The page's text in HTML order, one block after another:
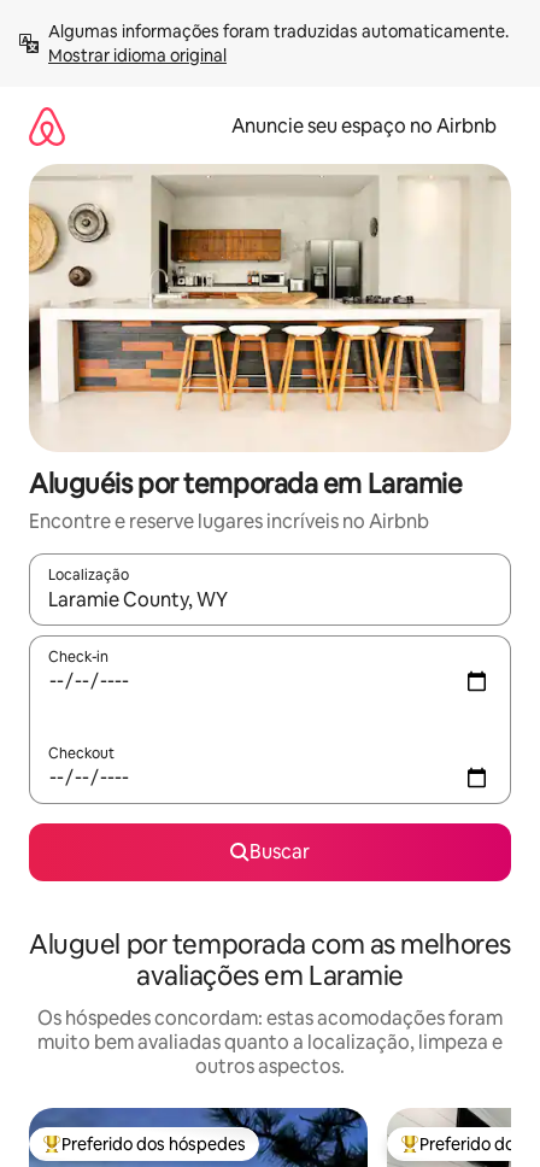
para
Mostrar idioma original
Anuncie seu espaço no Airbnb
Aluguéis por temporada em Laramie
Encontre e reserve lugares incríveis no Airbnb
Localização
Quando os resultados estiverem disponíveis, explore-os
Check-in
Checkout
Buscar
Aluguel por temporada com as melhores
avaliações em Laramie
Os hóspedes concordam: estas acomodações foram
muito bem avaliadas quanto a localização, limpeza e
outros aspectos.
Entre os melhores preferidos dos hóspedes
Preferido dos hóspedes Entre os
Preferido dos